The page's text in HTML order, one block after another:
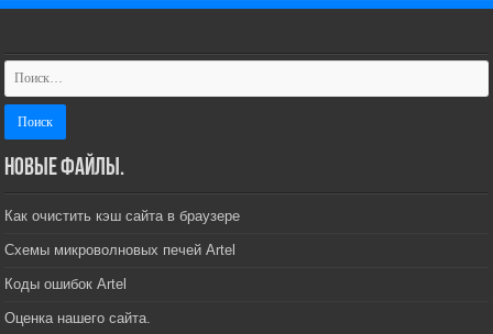
Новые файлы.
Как очистить кэш сайта в браузере
Схемы микроволновых печей Artel
Коды ошибок Artel
Оценка нашего сайта.